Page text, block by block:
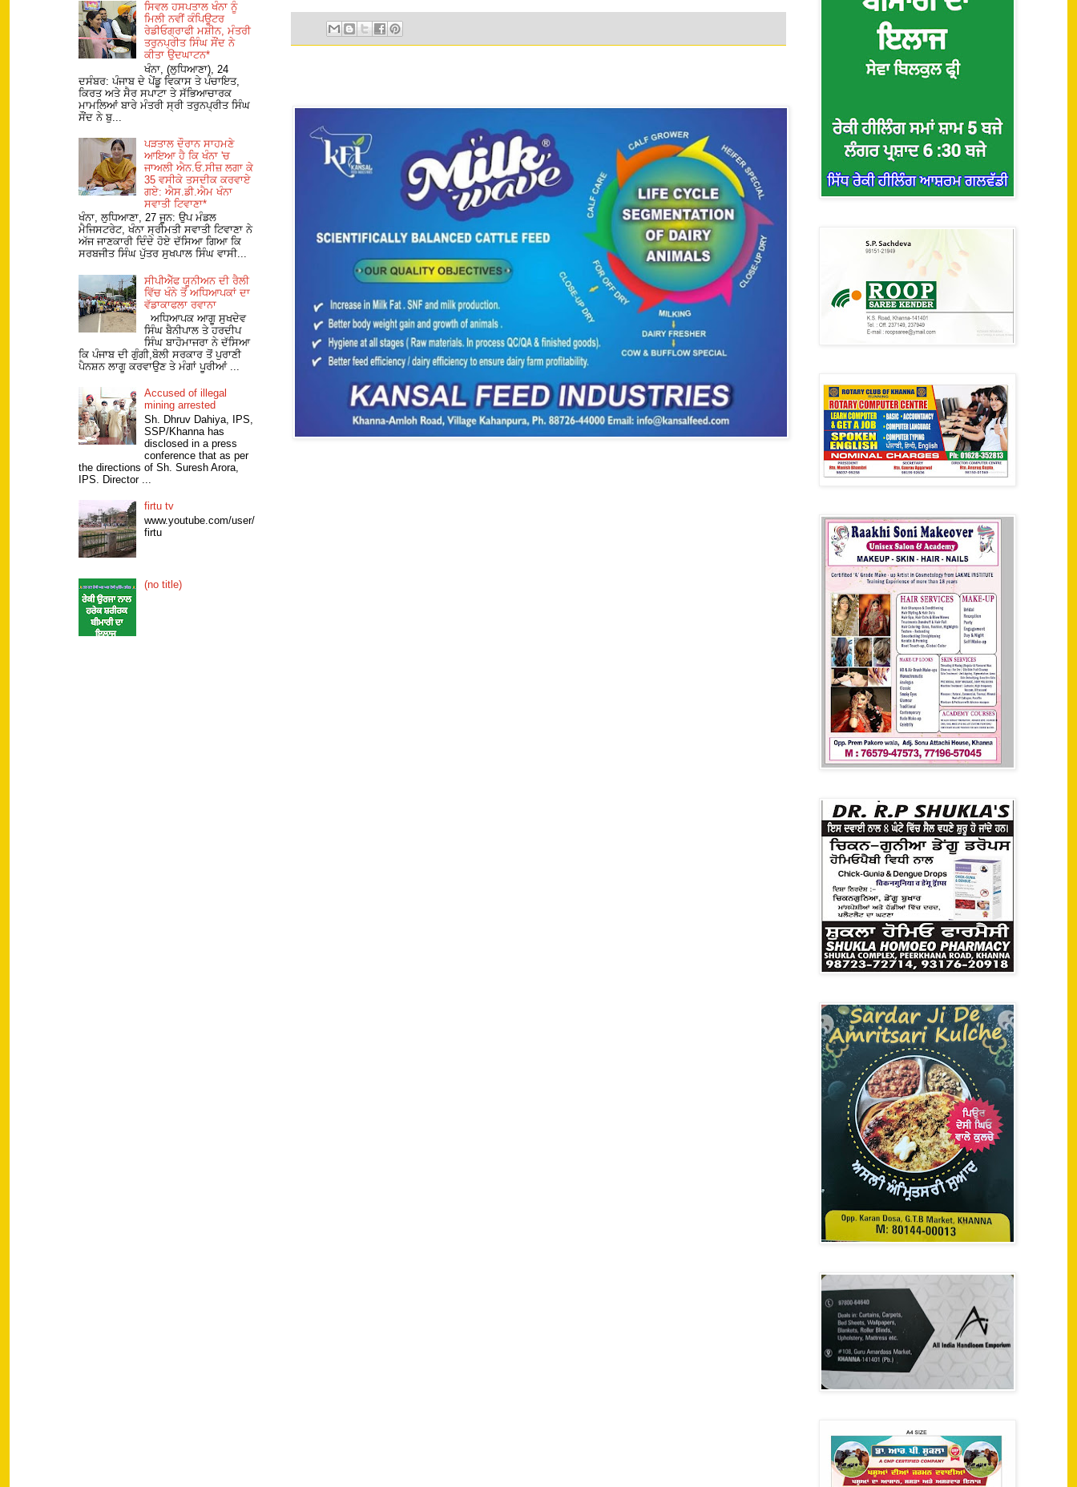
ਸਿਵਲ ਹਸਪਤਾਲ ਖੰਨਾ ਨੂੰ
ਮਿਲੀ ਨਵੀਂ ਕੰਪਿਊਟਰ
ਰੇਡੀਓਗ੍ਰਾਫੀ ਮਸ਼ੀਨ, ਮੰਤਰੀ
ਤਰੁਨਪ੍ਰੀਤ ਸਿੰਘ ਸੌਂਦ ਨੇ
ਕੀਤਾ ਉਦਘਾਟਨ*
ਖੰਨਾ, (ਲੁਧਿਆਣਾ), 24
ਦਸੰਬਰ: ਪੰਜਾਬ ਦੇ ਪੇਂਡੂ ਵਿਕਾਸ ਤੇ ਪੰਚਾਇਤ,
ਕਿਰਤ ਅਤੇ ਸੈਰ ਸਪਾਟਾ ਤੇ ਸੱਭਿਆਚਾਰਕ
ਮਾਮਲਿਆਂ ਬਾਰੇ ਮੰਤਰੀ ਸ੍ਰੀ ਤਰੁਨਪ੍ਰੀਤ ਸਿੰਘ
ਸੌਂਦ ਨੇ ਬੁ...
ਪੜਤਾਲ ਦੌਰਾਨ ਸਾਹਮਣੇ
ਆਇਆ ਹੈ ਕਿ ਖੰਨਾ 'ਚ
ਜਾਅਲੀ ਐਨ.ਓ.ਸੀਜ਼ ਲਗਾ ਕੇ
35 ਵਸੀਕੇ ਤਸਦੀਕ ਕਰਵਾਏ
ਗਏ: ਐਸ.ਡੀ.ਐਮ ਖੰਨਾ
ਸਵਾਤੀ ਟਿਵਾਣਾ*
ਖੰਨਾ, ਲੁਧਿਆਣਾ, 27 ਜੂਨ: ਉਪ ਮੰਡਲ
ਮੈਜਿਸਟਰੇਟ, ਖੰਨਾ ਸ੍ਰੀਮਤੀ ਸਵਾਤੀ ਟਿਵਾਣਾ ਨੇ
ਅੱਜ ਜਾਣਕਾਰੀ ਦਿੰਦੇ ਹੋਏ ਦੱਸਿਆ ਗਿਆ ਕਿ
ਸਰਬਜੀਤ ਸਿੰਘ ਪੁੱਤਰ ਸੁਖਪਾਲ ਸਿੰਘ ਵਾਸੀ...
ਸੀਪੀਐੱਫ ਯੂਨੀਅਨ ਦੀ ਰੈਲੀ
ਵਿੱਚ ਖੰਨੇ ਤੋਂ ਅਧਿਆਪਕਾਂ ਦਾ
ਵੱਡਾਕਾਫਲਾ ਰਵਾਨਾ
ਅਧਿਆਪਕ ਆਗੂ ਸੁਖਦੇਵ
ਸਿੰਘ ਬੈਨੀਪਾਲ ਤੇ ਹਰਦੀਪ
ਸਿੰਘ ਬਾਹੋਮਾਜਰਾ ਨੇ ਦੱਸਿਆ
ਕਿ ਪੰਜਾਬ ਦੀ ਗੁੰਗੀ,ਬੋਲੀ ਸਰਕਾਰ ਤੋਂ ਪੁਰਾਣੀ
ਪੈਨਸ਼ਨ ਲਾਗੂ ਕਰਵਾਉਣ ਤੇ ਮੰਗਾਂ ਪੂਰੀਆਂ ...
Accused of illegal
mining arrested
Sh. Dhruv Dahiya, IPS,
SSP/Khanna has
disclosed in a press
conference that as per
the directions of Sh. Suresh Arora,
IPS. Director ...
firtu tv
www.youtube.com/user/
firtu
(no title)